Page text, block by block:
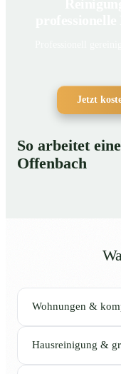
Jetzt
So arbeitet
Offenbach
Wohnungen &
Hausreinigung &